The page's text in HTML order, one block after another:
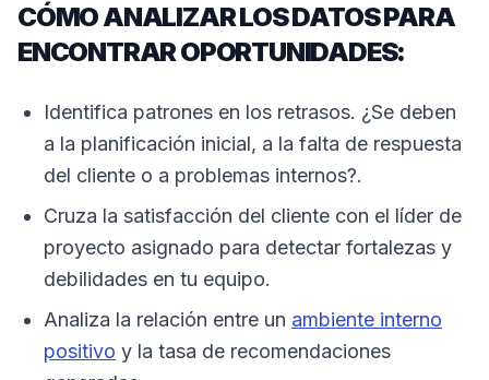
CÓMO ANALIZAR LOS DATOS PARA
ENCONTRAR OPORTUNIDADES:
Identifica patrones en los retrasos. ¿Se deben
a la planificación inicial, a la falta de respuesta
del cliente o a problemas internos?.
Cruza la satisfacción del cliente con el líder de
proyecto asignado para detectar fortalezas y
debilidades en tu equipo.
Analiza la relación entre un ambiente interno
positivo y la tasa de recomendaciones